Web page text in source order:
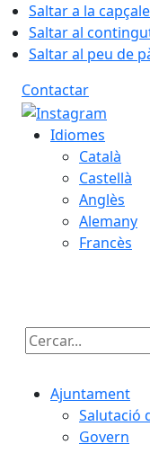
Saltar a la
Saltar al
Saltar al peu de
Contactar
Idiomes
Català
Castellà
Anglès
Alemany
Francès
Cercar:
Ajuntament
Salutació
Govern